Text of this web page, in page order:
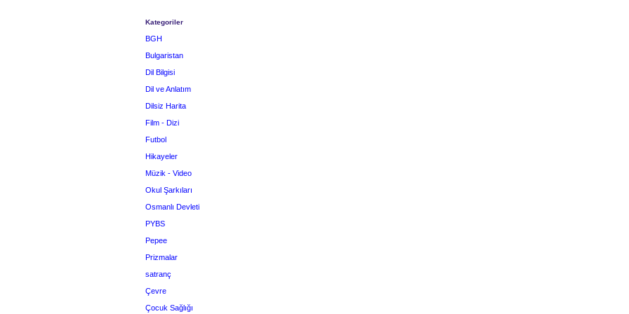
Kategoriler
BGH
Bulgaristan
Dil Bilgisi
Dil ve Anlatım
Dilsiz Harita
Film - Dizi
Futbol
Hikayeler
Müzik - Video
Okul Şarkıları
Osmanlı Devleti
PYBS
Pepee
Prizmalar
satranç
Çevre
Çocuk Sağlığı